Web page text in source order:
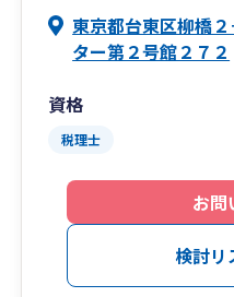
東京都台東区柳橋
ター第２号館２７２
資格
税理士
お問
検討リ